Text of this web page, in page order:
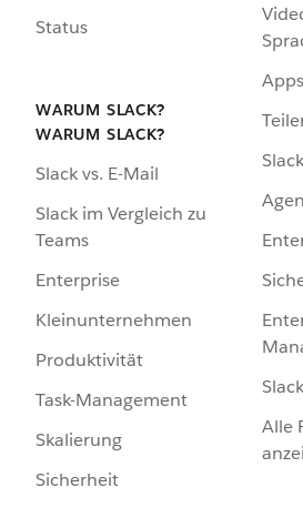
Status
WARUM SLACK?
WARUM SLACK?
Slack vs. E-Mail
Slack im Vergleich zu
Teams
Enterprise
Kleinunternehmen
Produktivität
Task-Management
Skalierung
Sicherheit
Alle